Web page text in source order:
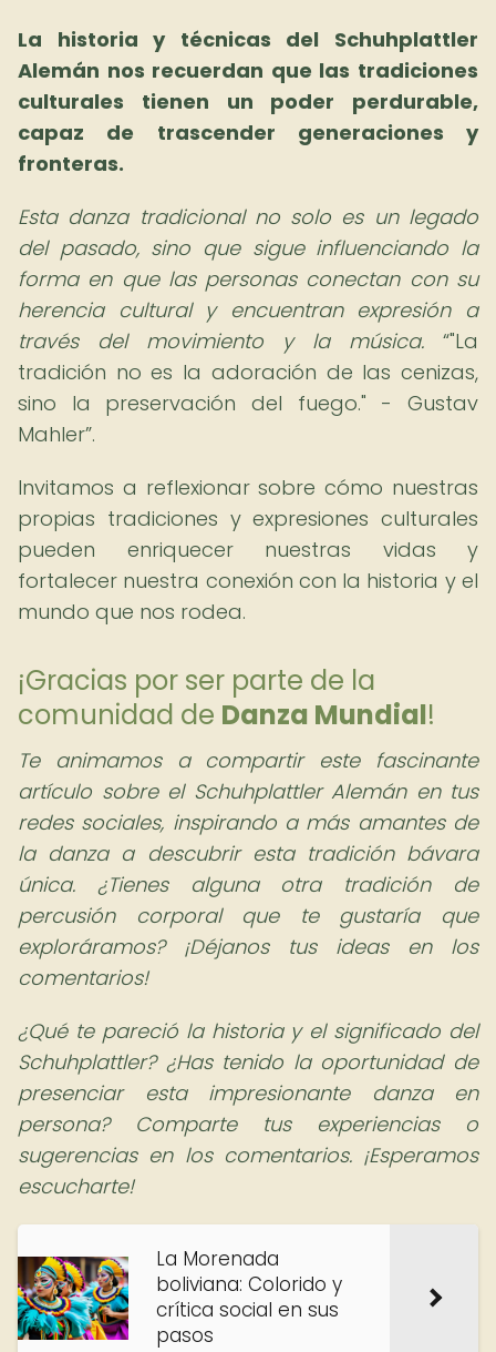
La historia y técnicas del Schuhplattler
Alemán nos recuerdan que las tradiciones
culturales tienen un poder perdurable,
capaz de trascender generaciones y
fronteras.
Esta danza tradicional no solo es un legado
del pasado, sino que sigue influenciando la
forma en que las personas conectan con su
herencia cultural y encuentran expresión a
través del movimiento y la música.
"La
tradición no es la adoración de las cenizas,
sino la preservación del fuego." - Gustav
Mahler .
Invitamos a reflexionar sobre cómo nuestras
propias tradiciones y expresiones culturales
pueden enriquecer nuestras vidas y
fortalecer nuestra conexión con la historia y el
mundo que nos rodea.
¡Gracias por ser parte de la
comunidad de Danza Mundial!
Te animamos a compartir este fascinante
artículo sobre el Schuhplattler Alemán en tus
redes sociales, inspirando a más amantes de
la danza a descubrir esta tradición bávara
única. ¿Tienes alguna otra tradición de
percusión corporal que te gustaría que
exploráramos? ¡Déjanos tus ideas en los
comentarios!
¿Qué te pareció la historia y el significado del
Schuhplattler? ¿Has tenido la oportunidad de
presenciar esta impresionante danza en
persona? Comparte tus experiencias o
sugerencias en los comentarios. ¡Esperamos
escucharte!
La Morenada
boliviana: Colorido y
crítica social en sus
pasos